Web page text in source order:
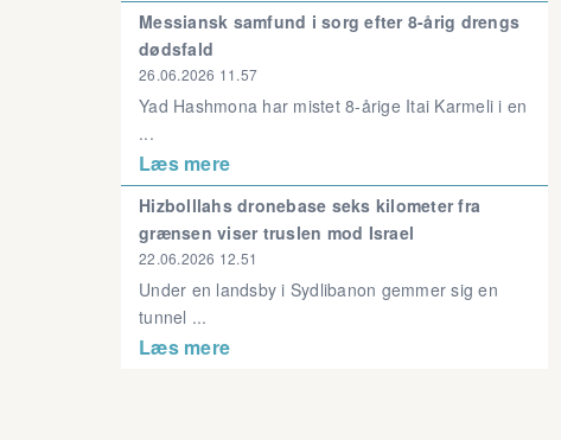
Messiansk samfund i sorg efter 8-årig drengs
dødsfald
26.06.2026 11.57
Yad Hashmona har mistet 8-årige Itai Karmeli i en
...
Læs mere
Hizbolllahs dronebase seks kilometer fra
grænsen viser truslen mod Israel
22.06.2026 12.51
Under en landsby i Sydlibanon gemmer sig en
tunnel ...
Læs mere